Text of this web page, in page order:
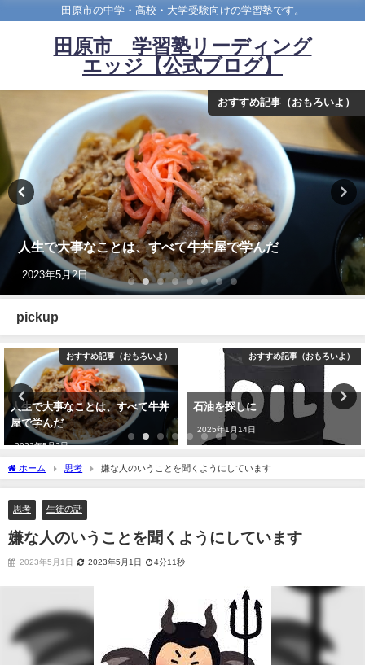
田原市の中学・高校・大学受験向けの学習塾です。
田原市 学習塾リーディング
エッジ【公式ブログ】
おすすめ記事（おもろいよ）
人生で大事なことは、すべて牛丼屋で学んだ
2023年5月2日
pickup
おすすめ記事（おもろいよ）
人生で大事なことは、すべて牛丼
屋で学んだ
2023年5月2日
おすすめ記事（おもろいよ）
石油を探しに
2025年1月14日
ホーム 思考 嫌な人のいうことを聞くようにしています
思考 生徒の話
嫌な人のいうことを聞くようにしています
2023年5月1日 2023年5月1日 4分11秒